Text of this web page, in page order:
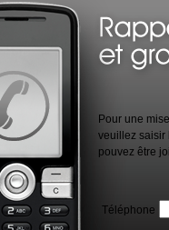
Pour une
veuillez saisir
pouvez être
Téléphone